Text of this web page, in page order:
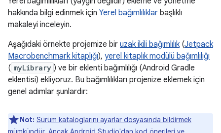
hakkında bilgi edinmek için Yerel bağımlılıklar başlıklı
makaleyi inceleyin.
Aşağıdaki örnekte projemize bir uzak ikili bağımlılık(Jetpack
Macrobenchmark kitaplığı), yerel kitaplık modülü bağımlılığı
( myLibrary ) ve bir eklenti bağımlılığı (Android Gradle
eklentisi) ekliyoruz. Bu bağımlılıkları projenize eklemek için
genel adımlar şunlardır:
Not: Sürüm kataloglarını ayarlar dosyasında bildirmek